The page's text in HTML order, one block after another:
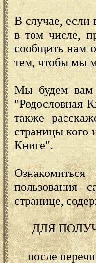
В случае, если
в том числе,
сообщить нам
тем, чтобы мы
Мы будем вам
"Родословная
также
страницы кого
Книге".
пользования
странице,
ДЛЯ
после